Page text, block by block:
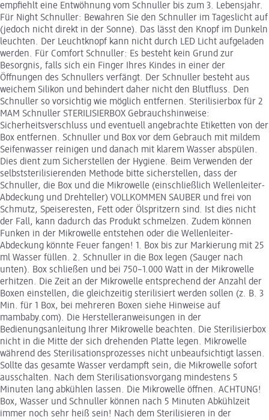
empfiehlt eine Entwöhnung vom Schnuller bis zum 3. Lebensjahr.
Für Night Schnuller: Bewahren Sie den Schnuller im Tageslicht auf
(jedoch nicht direkt in der Sonne). Das lässt den Knopf im Dunkeln
leuchten. Der Leuchtknopf kann nicht durch LED Licht aufgeladen
werden. Für Comfort Schnuller: Es besteht kein Grund zur
Besorgnis, falls sich ein Finger Ihres Kindes in einer der
Öffnungen des Schnullers verfängt. Der Schnuller besteht aus
weichem Silikon und behindert daher nicht den Blutfluss. Den
Schnuller so vorsichtig wie möglich entfernen. Sterilisierbox für 2
MAM Schnuller STERILISIERBOX Gebrauchshinweise:
Sicherheitsverschluss und eventuell angebrachte Etiketten von der
Box entfernen. Schnuller und Box vor dem Gebrauch mit mildem
Seifenwasser reinigen und danach mit klarem Wasser abspülen.
Dies dient zum Sicherstellen der Hygiene. Beim Verwenden der
selbststerilisierenden Methode bitte sicherstellen, dass der
Schnuller, die Box und die Mikrowelle (einschließlich Wellenleiter-
Abdeckung und Drehteller) VOLLKOMMEN SAUBER und frei von
Schmutz, Speiseresten, Fett oder Ölspritzern sind. Ist dies nicht
der Fall, kann dadurch das Produkt schmelzen. Zudem können
Funken in der Mikrowelle entstehen oder die Wellenleiter-
Abdeckung könnte Feuer fangen! 1. Box bis zur Markierung mit 25
ml Wasser füllen. 2. Schnuller in die Box legen (Sauger nach
unten). Box schließen und bei 750–1.000 Watt in der Mikrowelle
erhitzen. Die Zeit an der Mikrowelle entsprechend der Anzahl der
Boxen einstellen, die gleichzeitig sterilisiert werden sollen (z. B. 3
Min. für 1 Box, bei mehreren Boxen siehe Hinweise auf
mambaby.com). Die Herstelleranweisungen in der
Bedienungsanleitung Ihrer Mikrowelle beachten. Die Sterilisierbox
nicht in die Mitte der sich drehenden Platte legen. Mikrowelle
während des Sterilisationsprozesses nicht unbeaufsichtigt lassen.
Sollte das gesamte Wasser verdampft sein, die Mikrowelle sofort
ausschalten. Nach dem Sterilisationsvorgang mindestens 5
Minuten lang abkühlen lassen. Die Mikrowelle öffnen. ACHTUNG!
Box, Wasser und Schnuller können nach 5 Minuten Abkühlzeit
immer noch sehr heiß sein! Nach dem Sterilisieren in der